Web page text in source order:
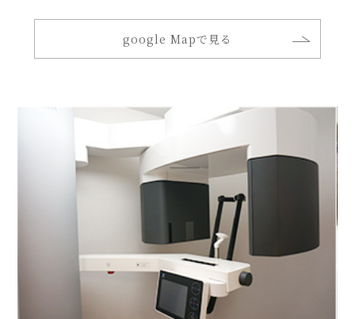
google Mapで見る